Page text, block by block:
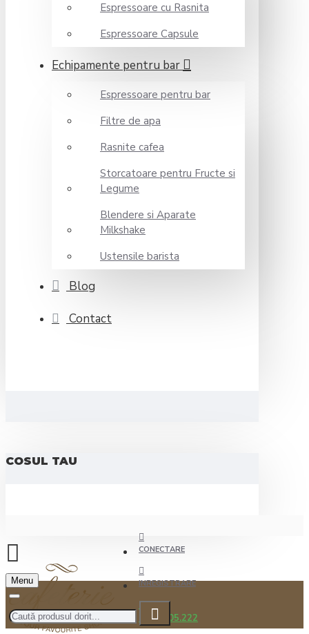
Espressoare cu Rasnita
Espressoare Capsule
Echipamente pentru bar
Espressoare pentru bar
Filtre de apa
Rasnite cafea
Storcatoare pentru Fructe si
Legume
Blendere si Aparate
Milkshake
Ustensile barista
Blog
Contact
COSUL TAU
CONECTARE
INREGISTRARE
0722.505.222
Menu